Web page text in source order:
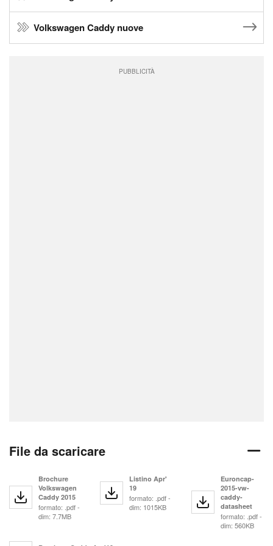
Volkswagen Caddy nuove
PUBBLICITÀ
File da scaricare
Brochure
Volkswagen
Caddy 2015
formato: .pdf -
dim: 7.7MB
Listino Apr'
19
formato: .pdf -
dim: 1015KB
Euroncap-
2015-vw-
caddy-
datasheet
formato: .pdf -
dim: 560KB